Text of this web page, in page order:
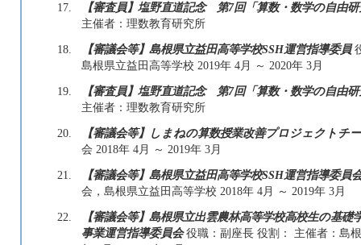
17.
【審査員】塩野直道記念 第7回「算数・数学の自由
主催者：理数教育研究所
18.
【審議会等】島根県立益田高等学校SSH運営指導委員
島根県立益田高等学校 2019年 4月 ～ 2020年 3月
19.
【審査員】塩野直道記念 第7回「算数・数学の自由
主催者：理数教育研究所
20.
【審議会等】しまねの算数授業改善プロジェクトチ
会 2018年 4月 ～ 2019年 3月
21.
【審議会等】島根県立益田高等学校SSH運営指導委員
会，島根県立益田高等学校 2018年 4月 ～ 2019年 3月
22.
【審議会等】島根県立出雲農林高等学校高校生の基
事業運営指導委員会役職：副座長 役割： 主催者：島